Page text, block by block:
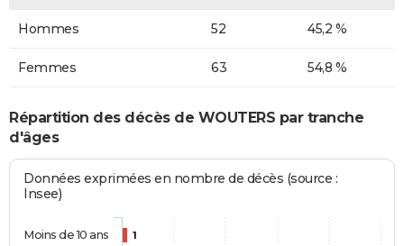
Hommes 52 45,2 %
Femmes 63 54,8 %
Répartition des décès de WOUTERS par tranche
d'âges
Données exprimées en nombre de décès (source :
Insee)
1
Moins de 10 ans